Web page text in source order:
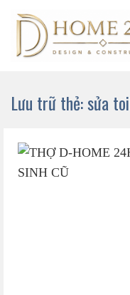
đến
Lưu trữ thẻ:sửa